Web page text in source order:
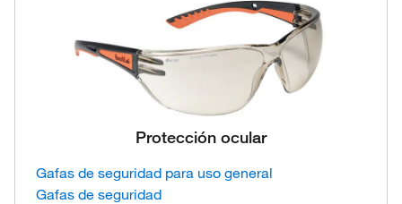
Protección ocular
Gafas de seguridad para uso general
Gafas de seguridad